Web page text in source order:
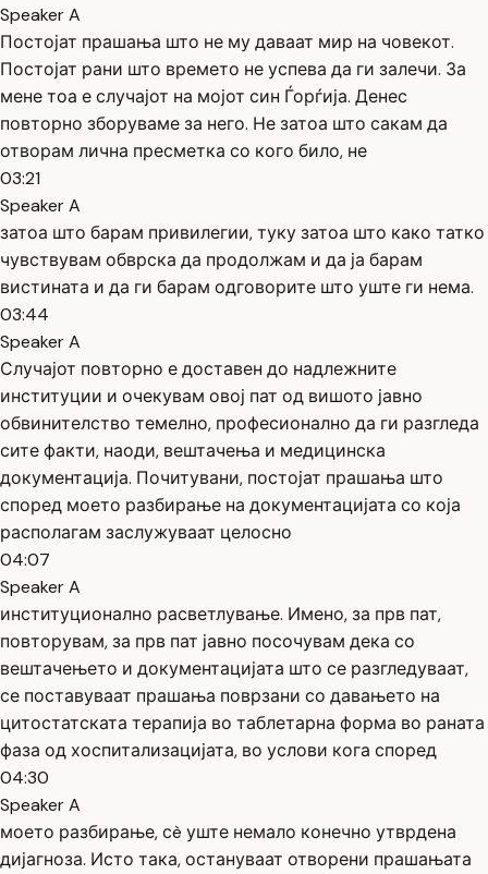
Speaker A
Постојат прашања што не му даваат мир на човекот.
Постојат рани што времето не успева да ги залечи. За
мене тоа е случајот на мојот син Ѓорѓија. Денес
повторно зборуваме за него. Не затоа што сакам да
отворам лична пресметка со кого било, не
03:21
Speaker A
затоа што барам привилегии, туку затоа што како татко
чувствувам обврска да продолжам и да ја барам
вистината и да ги барам одговорите што уште ги нема.
03:44
Speaker A
Случајот повторно е доставен до надлежните
институции и очекувам овој пат од вишото јавно
обвинителство темелно, професионално да ги разгледа
сите факти, наоди, вештачења и медицинска
документација. Почитувани, постојат прашања што
според моето разбирање на документацијата со која
располагам заслужуваат целосно
04:07
Speaker A
институционално расветлување. Имено, за прв пат,
повторувам, за прв пат јавно посочувам дека со
вештачењето и документацијата што се разгледуваат,
се поставуваат прашања поврзани со давањето на
цитостатската терапија во таблетарна форма во раната
фаза од хоспитализацијата, во услови кога според
04:30
Speaker A
моето разбирање, сè уште немало конечно утврдена
дијагноза. Исто така, остануваат отворени прашањата